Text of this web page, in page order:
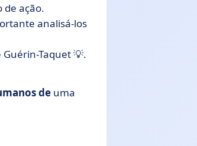
ação.
analisá-los
Guérin-Taquet 💡.
de uma